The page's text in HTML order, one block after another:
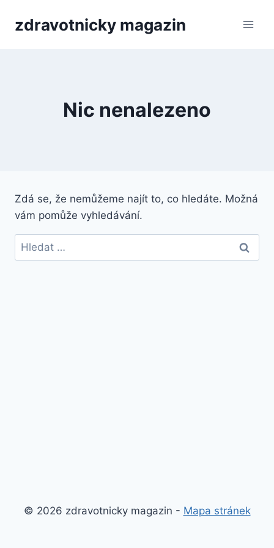
zdravotnicky magazin
Nic nenalezeno
Zdá se, že nemůžeme najít to, co hledáte. Možná
vám pomůže vyhledávání.
Vyhledávání
© 2026 zdravotnicky magazin - Mapa stránek